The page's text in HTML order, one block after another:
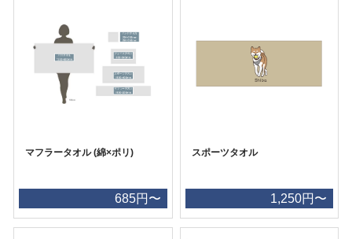
マフラータオル (綿×ポリ)
685円〜
スポーツタオル
1,250円〜